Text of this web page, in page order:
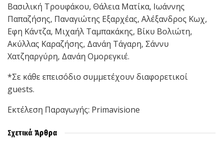
Βασιλική Τρουφάκου, Θάλεια Ματίκα, Ιωάννης
Παπαζήσης, Παναγιώτης Εξαρχέας, Αλέξανδρος Κωχ,
Εφη Κάντζα, Μιχαήλ Ταμπακάκης, Βίκυ Βολιώτη,
Ακύλλας Καραζήσης, Δανάη Τάγαρη, Σάννυ
Χατζηαργύρη, Δανάη Ομορεγκιέ.
*Σε κάθε επεισόδιο συμμετέχουν διαφορετικοί
guests.
Εκτέλεση Παραγωγής: Primavisione
Σχετικά Άρθρα